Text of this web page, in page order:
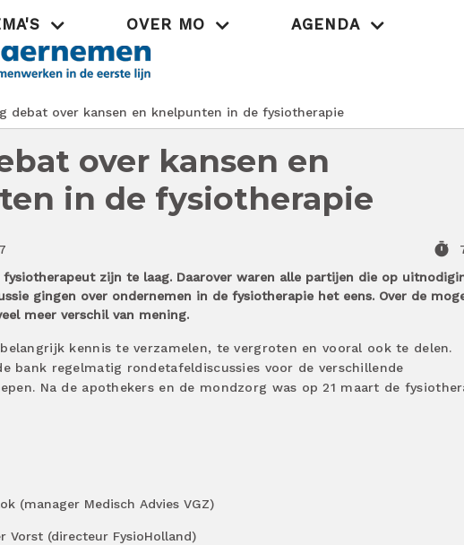
OVER MO AGENDA
debat over kansen en knelpunten in de fysiotherapie
over kansen en
in de fysiotherapie
timer
fysiotherapeut zijn te laag. Daarover waren alle partijen die op
gingen over ondernemen in de fysiotherapie het eens. Over de
meer verschil van mening.
belangrijk kennis te verzamelen, te vergroten en vooral ook te delen.
bank regelmatig rondetafeldiscussies voor de verschillende
Na de apothekers en de mondzorg was op 21 maart de
Medisch Advies VGZ)
(directeur FysioHolland)